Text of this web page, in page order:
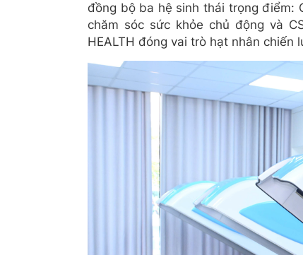
đồng bộ ba hệ sinh thái trọng điểm:
chăm sóc sức khỏe chủ động và
HEALTH đóng vai trò hạt nhân chiến